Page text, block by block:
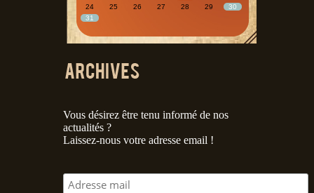
24
25 26 27 28 29
30
31
Vous désirez être tenu informé de nos
actualités ?
Laissez-nous votre adresse email !